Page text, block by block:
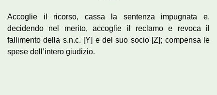
Accoglie il ricorso, cassa la sentenza impugnata e,
decidendo nel merito, accoglie il reclamo e revoca il
fallimento della s.n.c. [Y] e del suo socio [Z]; compensa le
spese dell’intero giudizio.